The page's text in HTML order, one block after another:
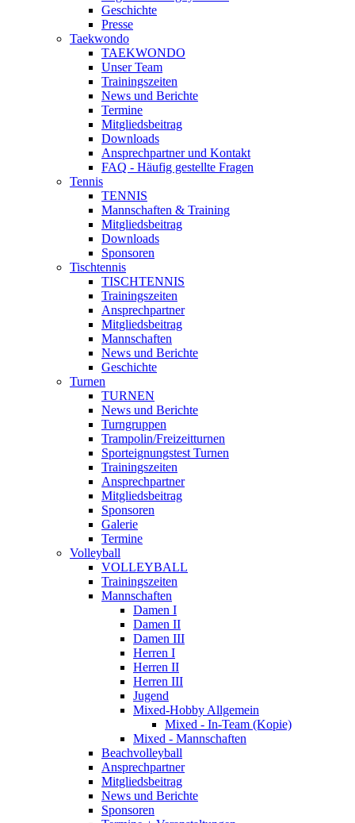
Geschichte
Presse
Taekwondo
TAEKWONDO
Unser Team
Trainingszeiten
News und Berichte
Termine
Mitgliedsbeitrag
Downloads
Ansprechpartner und Kontakt
FAQ - Häufig gestellte Fragen
Tennis
TENNIS
Mannschaften & Training
Mitgliedsbeitrag
Downloads
Sponsoren
Tischtennis
TISCHTENNIS
Trainingszeiten
Ansprechpartner
Mitgliedsbeitrag
Mannschaften
News und Berichte
Geschichte
Turnen
TURNEN
News und Berichte
Turngruppen
Trampolin/Freizeitturnen
Sporteignungstest Turnen
Trainingszeiten
Ansprechpartner
Mitgliedsbeitrag
Sponsoren
Galerie
Termine
Volleyball
VOLLEYBALL
Trainingszeiten
Mannschaften
Damen I
Damen II
Damen III
Herren I
Herren II
Herren III
Jugend
Mixed-Hobby Allgemein
Mixed - In-Team (Kopie)
Mixed - Mannschaften
Beachvolleyball
Ansprechpartner
Mitgliedsbeitrag
News und Berichte
Sponsoren